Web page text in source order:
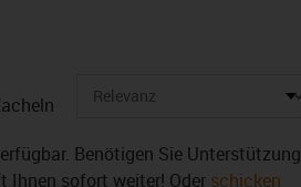
Benötigen Sie Unterstützung
Ihnen sofort weiter! Oder schicken